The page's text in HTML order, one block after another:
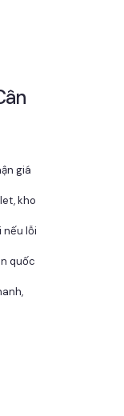
giá
kho
nếu lỗi
quốc